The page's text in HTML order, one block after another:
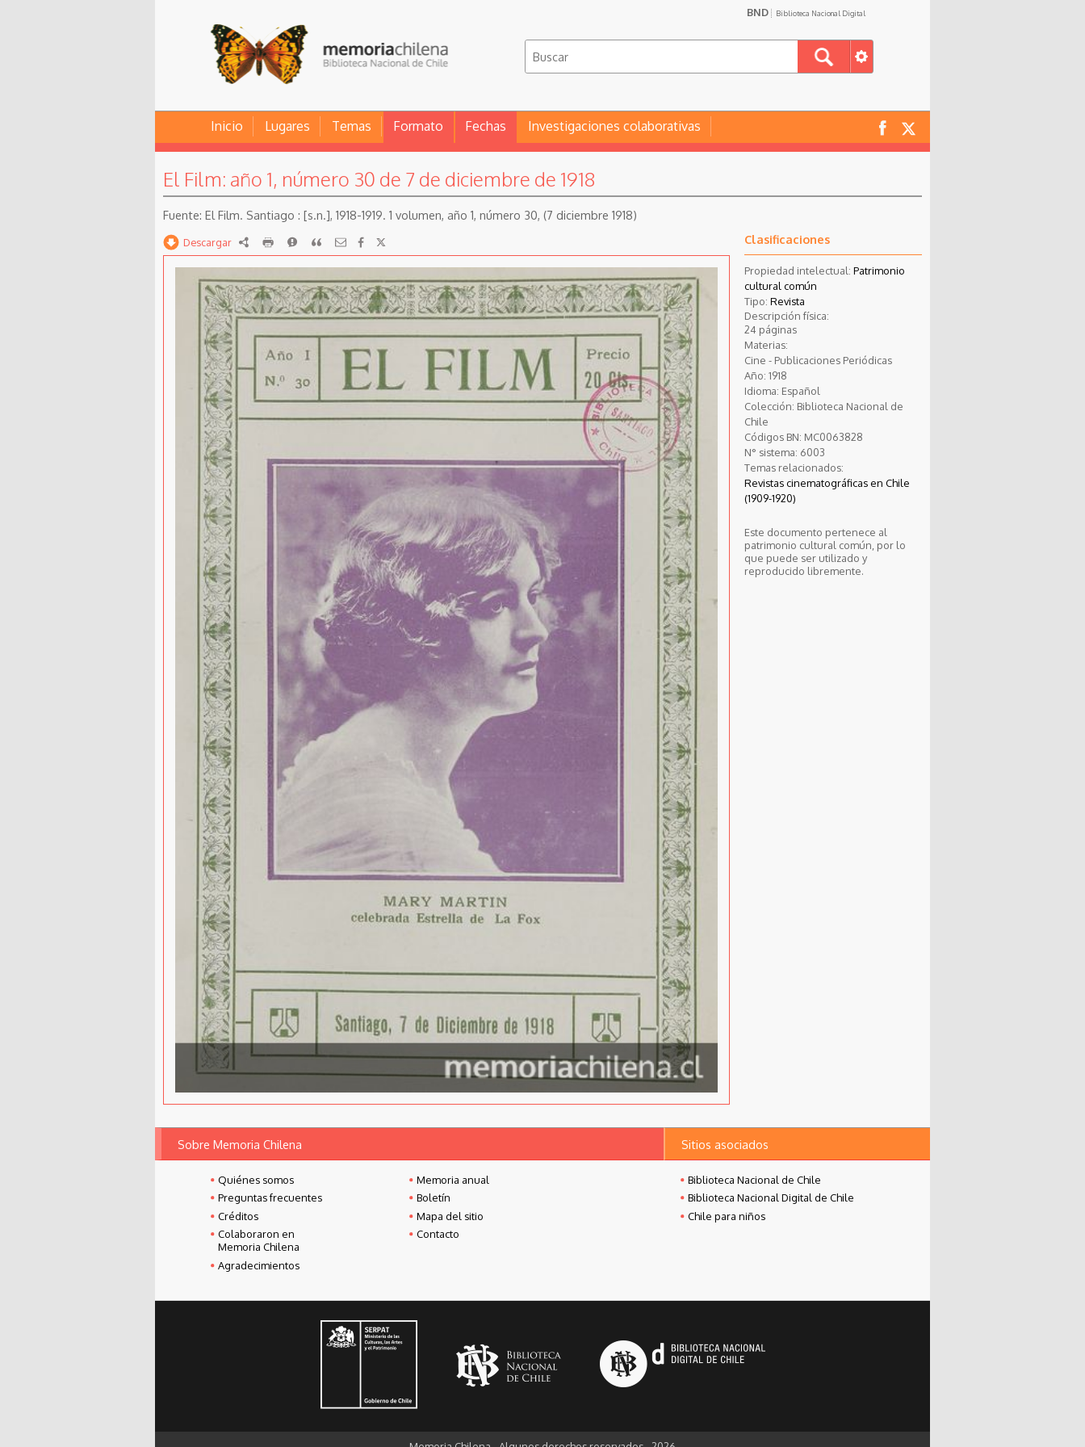
BND Biblioteca Nacional Digital
Inicio Lugares Temas Formato Fechas Investigaciones colaborativas
El Film: año 1, número 30 de 7 de diciembre de 1918
El Film. Santiago : [s.n.], 1918-1919. 1 volumen, año 1, número 30, (7 diciembre 1918)
Descargar RDF imprimirReportarCitar Clasificaciones
Propiedad intelectual: Patrimonio
cultural común
Tipo: Revista
Descripción física:
24 páginas
Materias:
Cine - Publicaciones Periódicas
Año: 1918
Idioma: Español
Colección: Biblioteca Nacional de
Chile
Códigos BN: MC0063828
N° sistema: 6003
Temas relacionados:
Revistas cinematográficas en Chile
(1909-1920)
Este documento pertenece al
patrimonio cultural común, por lo
que puede ser utilizado y
reproducido libremente.
Sobre Memoria Chilena
Quiénes somos
Preguntas frecuentes
Créditos
Colaboraron en
Memoria Chilena
Agradecimientos
Memoria anual
Boletín
Mapa del sitio
Contacto
Sitios asociados
Biblioteca Nacional de Chile
Biblioteca Nacional Digital de Chile
Chile para niños